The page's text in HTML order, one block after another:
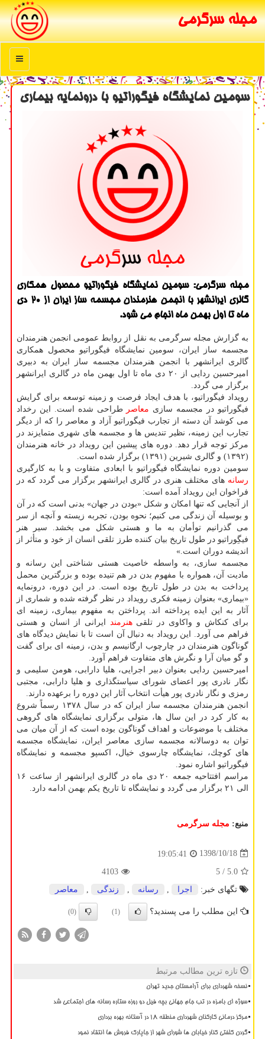
مجله سرگرمی
منو
سومین نمایشگاه فیگوراتیو با درونمایه بیماری
مجله سرگرمی: سومین نمایشگاه فیگوراتیو محصول همكاری
گالری ایرانشهر با انجمن هنرمندان مجسمه ساز ایران از 20 دی
ماه تا اول بهمن ماه انجام می شود.
به گزارش مجله سرگرمی به نقل از روابط عمومی انجمن هنرمندان
مجسمه ساز ایران، سومین نمایشگاه فیگوراتیو محصول همكاری
گالری ایرانشهر با انجمن هنرمندان مجسمه ساز ایران به دبیری
امیرحسین ردایی از ۲۰ دی ماه تا اول بهمن ماه در گالری ایرانشهر
برگزار می گردد.
رویداد فیگوراتیو، با هدف ایجاد فرصت و زمینه توسعه برای گرایش
فیگوراتیو در مجسمه سازی معاصر طراحی شده است. این رخداد
می كوشد آن دسته از تجارب فیگوراتیو آزاد و معاصر را كه از دیگر
تجارب این زمینه، نظیر تندیس ها و مجسمه های شهری متمایزند در
مركز توجه قرار دهد. دوره های پیشین این رویداد در خانه هنرمندان
(۱۳۹۲) و گالری شیرین (۱۳۹۱) برگزار شده است.
سومین دوره نمایشگاه فیگوراتیو با ابعادی متفاوت و با به كارگیری
رسانه های مختلف هنری در گالری ایرانشهر برگزار می گردد كه در
فراخوان این رویداد آمده است:
از آنجایی كه تنها امكان و شكل «بودن در جهان» بدنی است كه در آن
و بوسیله آن زندگی می كنیم؛ نحوه بودن، تجربه زیسته و آنچه از سر
می گذرانیم توأمان به ما و هستی شكل می بخشد. سیر هنر
فیگِوراتیو در طول تاریخ بیان كننده طرز تلقی انسان از خود و متأثر از
اندیشه دوران است.»
مجسمه سازی، به واسطه خاصیت هستی شناختی این رسانه و
مادیت آن، همواره با مفهوم بدن در هم تنیده بوده و بزرگترین محمل
پرداخت به بدن در طول تاریخ بوده است. در این دوره، درونمایه
«بیماری» بعنوان زمینه فكری رویداد در نظر گرفته شده و شماری از
آثار به این ایده پرداخته اند. پرداختن به مفهوم بیماری، زمینه ای
برای كنكاش و واكاوی در تلقیهنرمند ایرانی از انسان و هستی
فراهم می آورد. این رویداد به دنبال آن است تا با نمایش دیدگاه های
گوناگون هنرمندان در چارچوب ارگانیسم و بدن، زمینه ای برای گفت
و گو میان آرا و نگرش های متفاوت فراهم آورد.
امیرحسین ردایی بعنوان دبیر اجرایی، هلیا دارابی، هومن سلیمی و
نگار نادری پور اعضای شورای سیاستگذاری و هلیا دارابی، مجتبی
رمزی و نگار نادری پور هیأت انتخاب آثار این دوره را برعهده دارند.
انجمن هنرمندان مجسمه ساز ایران كه در سال ۱۳۷۸ رسماً شروع
به كار كرد در این سال ها، متولی برگزاری نمایشگاه های گروهی
مختلف با موضوعات و اهداف گوناگون بوده است كه از آن میان می
توان به دوسالانه مجسمه سازی معاصر ایران، نمایشگاه مجسمه
های كوچك، نمایشگاه چارسوی خیال، اكسپو مجسمه و نمایشگاه
فیگوراتیو اشاره نمود.
مراسم افتتاحیه جمعه ۲۰ دی ماه در گالری ایرانشهر از ساعت ۱۶
الی ۲۱ برگزار می گردد و نمایشگاه تا تاریخ یكم بهمن ادامه دارد.
منبع: مجله سرگرمی
1398/10/18
19:05:41
5.0
/ 5
4103
تگهای خبر:
اجرا رسانه زندگی معاصر
این مطلب را می پسندید؟ (1)
(0)
تازه ترین مطالب مرتبط
نسخه شهرداری برای آرامستان جدید تهران
سوژه ای بامزه در تب جام جهانی بچه فیل دو روزه ستاره رسانه های اجتماعی شد
مرکز درمانی کارکنان شهرداری منطقه ۱۸ در آستانه بهره برداری
گردن کلفتی کنار خیابان ها شورای شهر از جاپارک فروش ها انتقاد نمود